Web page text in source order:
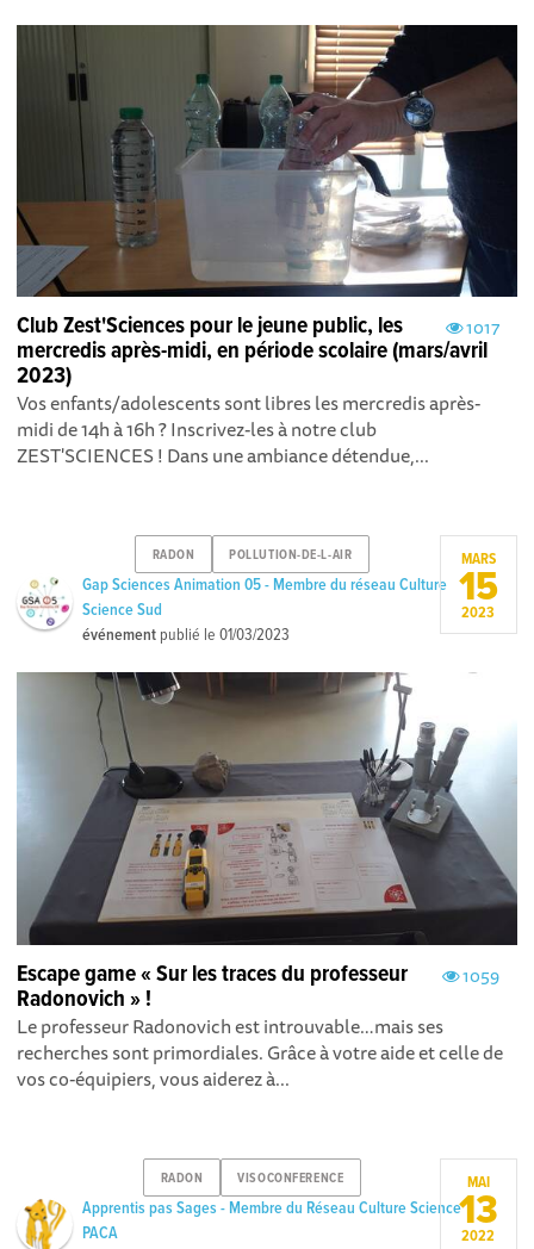
1017
Club Zest'Sciences pour le jeune public, les
mercredis après-midi, en période scolaire (mars/avril
2023)
Vos enfants/adolescents sont libres les mercredis après-
midi de 14h à 16h ? Inscrivez-les à notre club
ZEST'SCIENCES ! Dans une ambiance détendue,...
RADON POLLUTION-DE-L-AIR
Gap Sciences Animation 05 - Membre du réseau Culture
Science Sud
événement publié le01/03/2023
MARS
15
2023
1059
Escape game « Sur les traces du professeur
Radonovich » !
Le professeur Radonovich est introuvable…mais ses
recherches sont primordiales. Grâce à votre aide et celle de
vos co-équipiers, vous aiderez à...
RADON VISOCONFERENCE
Apprentis pas Sages - Membre du Réseau Culture Science
PACA
MAI
13
2022